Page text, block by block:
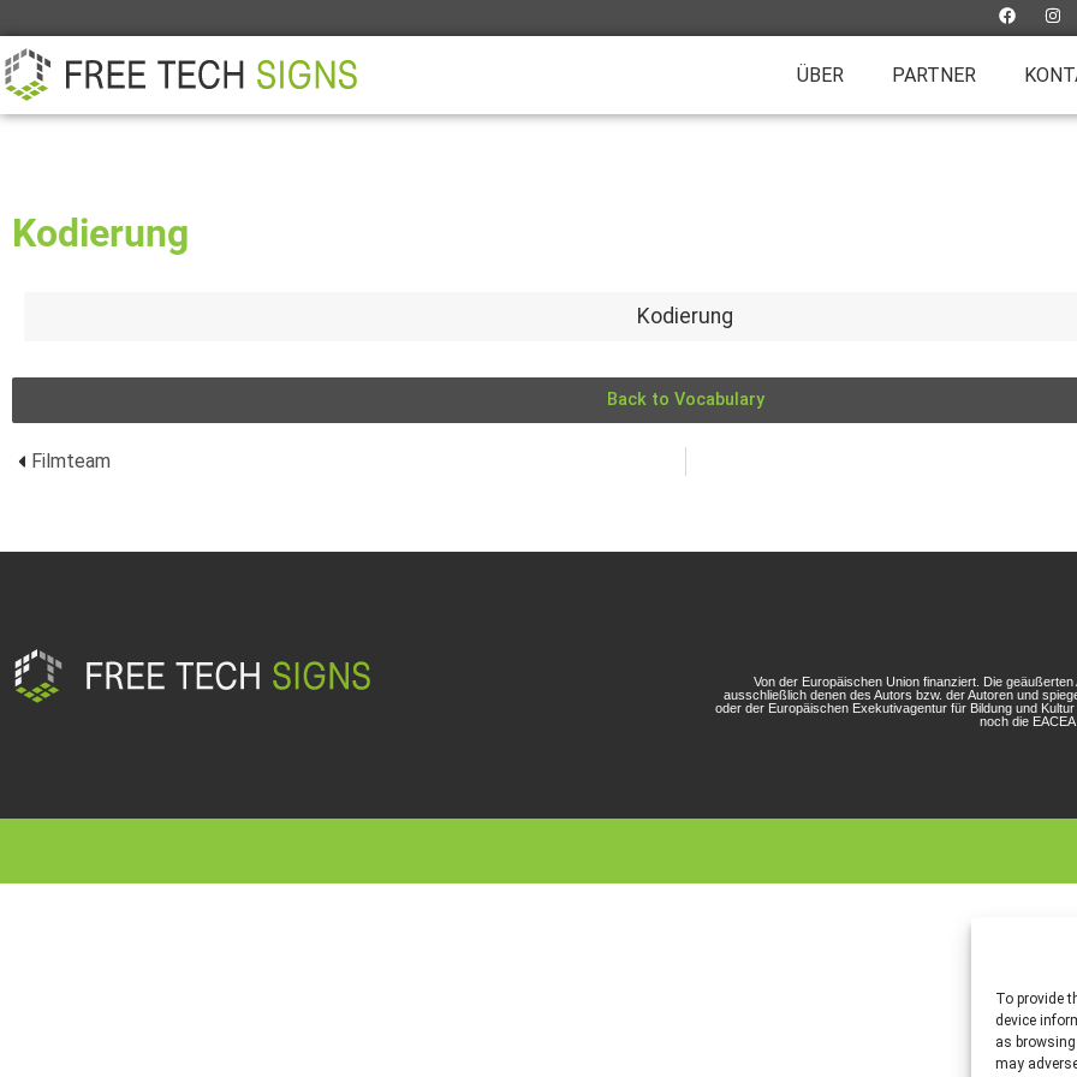
To provide
device
as
may
ÜBER PARTNER
Kodierung
Kodierung
Back to Vocabulary
Filmteam
Von der Europäischen Union finanziert. Die
ausschließlich denen des Autors bzw. der Autoren und
oder der Europäischen Exekutivagentur für Bildung und
noch die